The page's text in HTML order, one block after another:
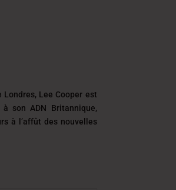
Londres, Lee Cooper est
son ADN Britannique,
à l’affût des nouvelles